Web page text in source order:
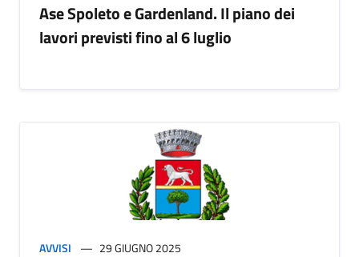
Ase Spoleto e Gardenland. Il piano dei
lavori previsti fino al 6 luglio
AVVISI 29 GIUGNO 2025